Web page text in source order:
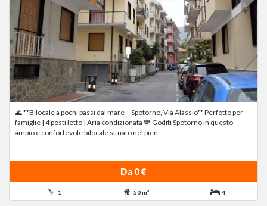
🌊 **Bilocale a pochi passi dal mare – Spotorno, Via Alassio** Perfetto per
famiglie | 4 posti letto | Aria condizionata 💙 Goditi Spotorno in questo
ampio e confortevole bilocale situato nel pien
Da 0 €
1 50 m² 4